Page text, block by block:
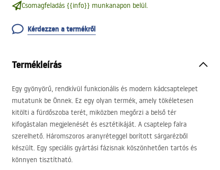
Csomagfeladás {{info}} munkanapon belül.
Kérdezzen a termékről
Termékleírás
Egy gyönyörű, rendkívül funkcionális és modern kádcsaptelepet
mutatunk be Önnek. Ez egy olyan termék, amely tökéletesen
kitölti a fürdőszoba terét, miközben megőrzi a belső tér
kifogástalan megjelenését és esztétikáját. A csaptelep falra
szerelhető. Háromszoros aranyréteggel borított sárgarézből
készült. Egy speciális gyártási fázisnak köszönhetően tartós és
könnyen tisztítható.